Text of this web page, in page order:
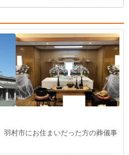
羽村市にお住まいだった方の葬儀事